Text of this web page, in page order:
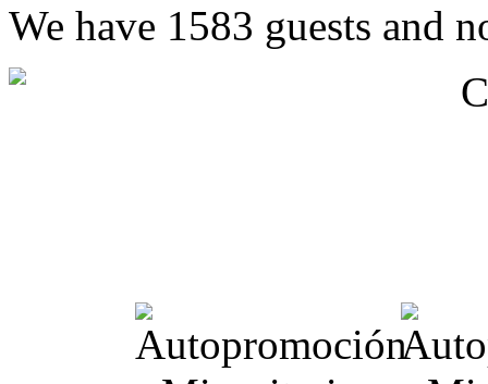
We have 1583 guests and